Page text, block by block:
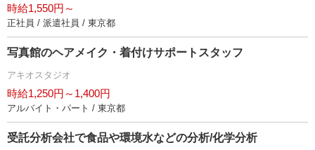
時給1,550円～
正社員 / 派遣社員 / 東京都
写真館のヘアメイク・着付けサポートスタッフ
アキオスタジオ
時給1,250円～1,400円
アルバイト・パート / 東京都
受託分析会社で食品や環境水などの分析/化学分析